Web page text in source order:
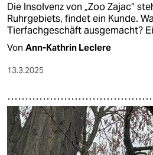
Die Insolvenz von „Zoo Zajac“
Ruhrgebiets, findet ein Kunde.
Tierfachgeschäft ausgemacht?
Von Ann-Kathrin Leclere
13.3.2025